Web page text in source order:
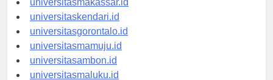
universitasmakassar.id
universitaskendari.id
universitasgorontalo.id
universitasmamuju.id
universitasambon.id